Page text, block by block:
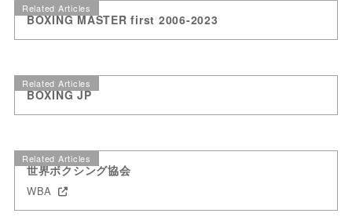
Related Articles
BOXING MASTER first 2006-2023
Related Articles
BOXING JP
Related Articles
世界ボクシング協会
WBA